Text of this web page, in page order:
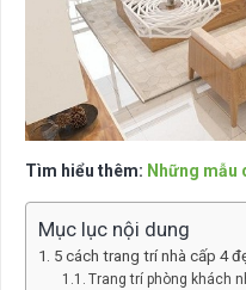
Tìm hiểu thêm: Những mẫu
Mục lục nội dung
5 cách trang trí nhà cấp 4
Trang trí phòng khách